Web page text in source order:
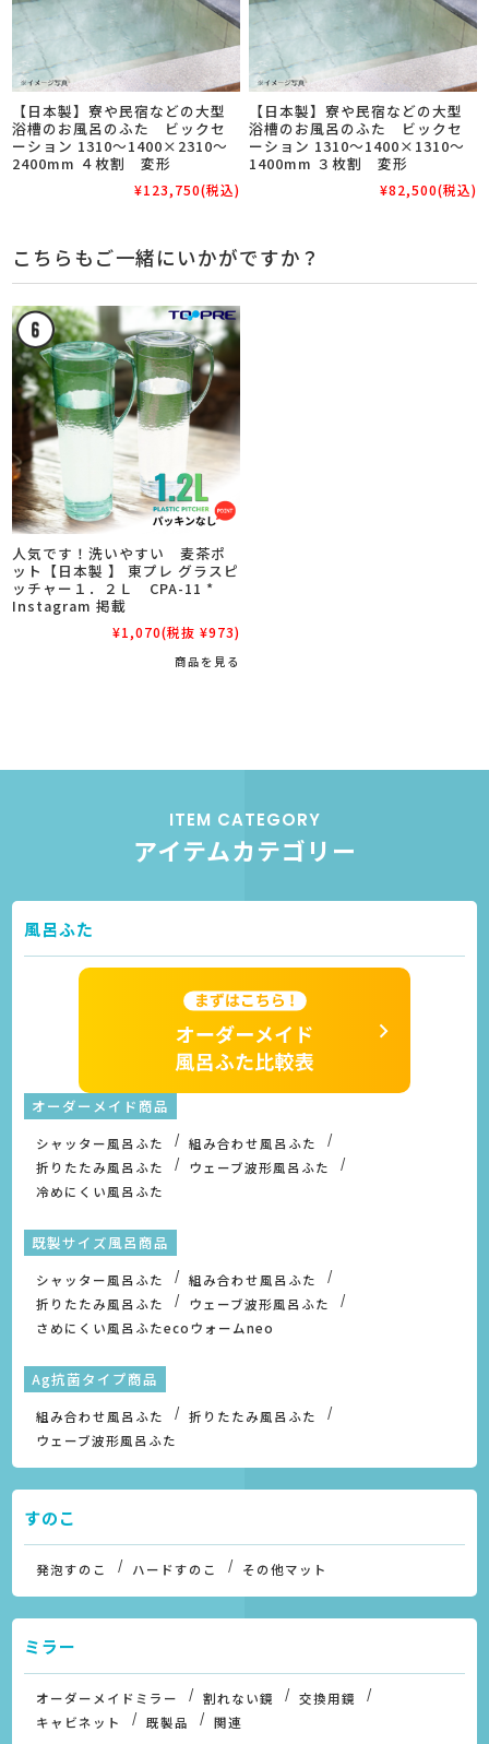
【日本製】寮や民宿などの大型
浴槽のお風呂のふた ビックセ
ーション 1310～1400×2310～
2400mm ４枚割 変形
¥123,750(税込)
【日本製】寮や民宿などの大型
浴槽のお風呂のふた ビックセ
ーション 1310～1400×1310～
1400mm ３枚割 変形
¥82,500(税込)
こちらもご一緒にいかがですか？
人気です！洗いやすい 麦茶ポ
ット【日本製 】 東プレ グラスピ
ッチャー１．２Ｌ CPA-11 *
Instagram 掲載
¥1,070(税抜 ¥973)
商品を見る
ITEM CATEGORY
アイテムカテゴリー
風呂ふた
オーダーメイド商品
シャッター風呂ふた
組み合わせ風呂ふた
折りたたみ風呂ふた
ウェーブ波形風呂ふた
冷めにくい風呂ふた
既製サイズ風呂商品
シャッター風呂ふた
組み合わせ風呂ふた
折りたたみ風呂ふた
ウェーブ波形風呂ふた
さめにくい風呂ふたecoウォームneo
Ag抗菌タイプ商品
組み合わせ風呂ふた
折りたたみ風呂ふた
ウェーブ波形風呂ふた
すのこ
発泡すのこ ハードすのこ その他マット
ミラー
オーダーメイドミラー 割れない鏡
交換用鏡
キャビネット
既製品 関連